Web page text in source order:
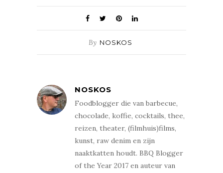
By NOSKOS
NOSKOS
Foodblogger die van barbecue,
chocolade, koffie, cocktails, thee,
reizen, theater, (filmhuis)films,
kunst, raw denim en zijn
naaktkatten houdt. BBQ Blogger
of the Year 2017 en auteur van